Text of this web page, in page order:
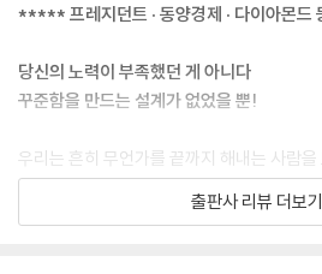
는 것’은 아니라네. 예를 들어 자네가 ‘5분 근
보세. 그런데 실제로 5분을 해보면 ‘조금만
“아, 뭔지 알아요. 귀찮아서 하기 싫다가도
있거든요. 일단 시작하니까 몸이 풀려서 ‘이
“그렇지. 그럴 때는 10분이든 20분이든 근
***** 프레지던트 · 동양경제 · 다이아몬드
당신의 노력이 부족했던 게 아니다
꾸준함을 만드는 설계가 없었을 뿐!
우리는 흔히 무언가를 끝까지 해내는 사람을
하다’고 말한다. 타고난 성실함이 있어야만
만 200만 명의 실제 행동 데이터가 도달한
출판사 리뷰 더보기